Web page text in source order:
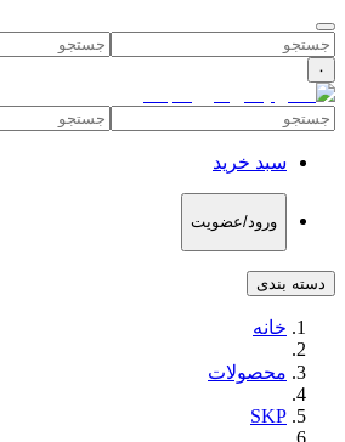
۰
سبد خرید
ورود/عضویت
دسته بندی
خانه
محصولات
SKP